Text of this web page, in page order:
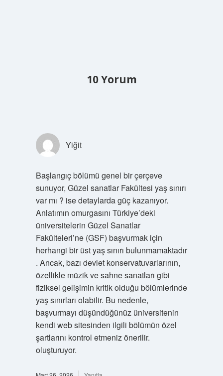
10 Yorum
Yiğit
Başlangıç bölümü genel bir çerçeve
sunuyor, Güzel sanatlar Fakültesi yaş sınırı
var mı ? ise detaylarda güç kazanıyor.
Anlatımın omurgasını Türkiye’deki
üniversitelerin Güzel Sanatlar
Fakülteleri’ne (GSF) başvurmak için
herhangi bir üst yaş sınırı bulunmamaktadır
. Ancak, bazı devlet konservatuvarlarının,
özellikle müzik ve sahne sanatları gibi
fiziksel gelişimin kritik olduğu bölümlerinde
yaş sınırları olabilir. Bu nedenle,
başvurmayı düşündüğünüz üniversitenin
kendi web sitesinden ilgili bölümün özel
şartlarını kontrol etmeniz önerilir.
oluşturuyor.